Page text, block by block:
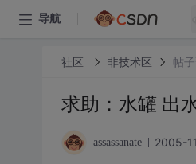
导航
社区 非技术区 帖
求助：水罐 出
assassanate 2005-